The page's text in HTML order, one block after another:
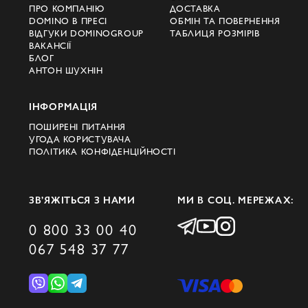
бунтарством і
елегантністю
Бренд "Міу Міу" навмисно дистанціюється
емансипованої жінки. Цінність "Міу Міу"
полягає в умінні поєднувати дівочу
наївність і грайливість із провокаційним
спокусливу сутність сучасної жіночності.
Візитна картка бренду Miu Miu будується
на кількох ключових принципах:
Miu Miu обожнює експерименти і
несподівані мікси. Тут денім зустрічається
ПРО КОМПАНІЮ
DOMINO В ПРЕСІ
ВІДГУКИ DOMINOGROUP
ВАКАНСІЇ
БЛОГ
АНТОН ШУХНІН
ДОСТАВКА
ОБМІН ТА ПОВЕРНЕННЯ
ТАБЛИЦЯ РОЗМІРІВ
ІНФОРМАЦІЯ
ПОШИРЕНІ ПИТАННЯ
УГОДА КОРИСТУВАЧА
ПОЛІТИКА КОНФІДЕНЦІЙНОСТІ
ЗВ’ЯЖІТЬСЯ З НАМИ
0 800 33 00 40
067 548 37 77
МИ В СОЦ. МЕРЕЖАХ: